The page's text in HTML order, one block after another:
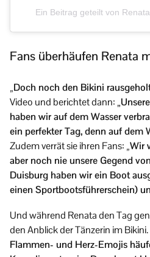
Ein Beitrag geteilt von
Fans überhäufen Renata
„Doch noch den Bikini
Video und berichtet dann: „
haben wir auf dem Wasser
ein perfekter Tag, denn auf dem
Zudem verrät sie ihren Fans: „Wir
aber noch nie unsere Gegend
Duisburg haben wir ein Boot
einen Sportbootsführerschein)
Und während Renata den Tag
den Anblick der Tänzerin im Bikini.
Flammen- und Herz-Emojis